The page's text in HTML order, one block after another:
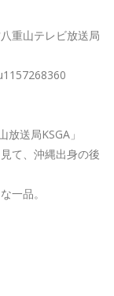
重山テレビ放送局
放送局KSGA」
て、沖縄出身の後
一品。